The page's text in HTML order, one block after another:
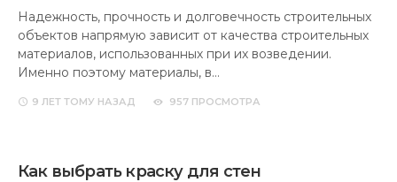
Надежность, прочность и долговечность строительных
объектов напрямую зависит от качества строительных
материалов, использованных при их возведении.
Именно поэтому материалы, в…
9 ЛЕТ ТОМУ НАЗАД 957 ПРОСМОТРА
Как выбрать краску для стен